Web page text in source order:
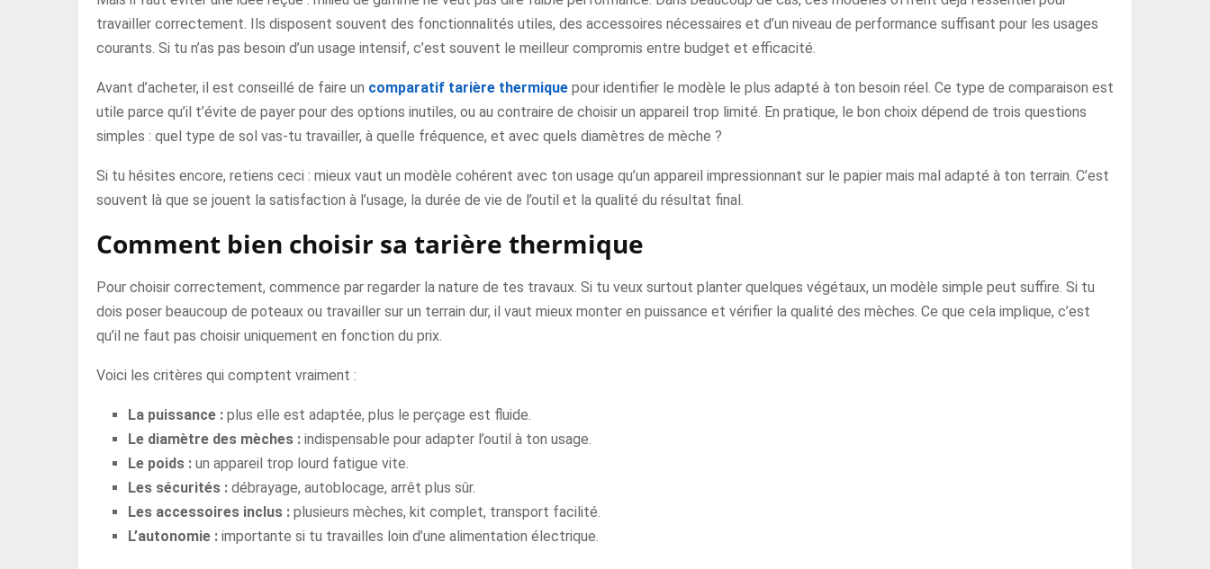
travailler correctement. Ils disposent souvent des fonctionnalités utiles, des accessoires nécessaires et d’un niveau de performance suffisant pour les usages
courants. Si tu n’as pas besoin d’un usage intensif, c’est souvent le meilleur compromis entre budget et efficacité.
Avant d’acheter, il est conseillé de faire un comparatif tarière thermique pour identifier le modèle le plus adapté à ton besoin réel. Ce type de comparaison est
utile parce qu’il t’évite de payer pour des options inutiles, ou au contraire de choisir un appareil trop limité. En pratique, le bon choix dépend de trois questions
simples : quel type de sol vas-tu travailler, à quelle fréquence, et avec quels diamètres de mèche ?
Si tu hésites encore, retiens ceci : mieux vaut un modèle cohérent avec ton usage qu’un appareil impressionnant sur le papier mais mal adapté à ton terrain. C’est
souvent là que se jouent la satisfaction à l’usage, la durée de vie de l’outil et la qualité du résultat final.
Comment bien choisir sa tarière thermique
Pour choisir correctement, commence par regarder la nature de tes travaux. Si tu veux surtout planter quelques végétaux, un modèle simple peut suffire. Si tu
dois poser beaucoup de poteaux ou travailler sur un terrain dur, il vaut mieux monter en puissance et vérifier la qualité des mèches. Ce que cela implique, c’est
qu’il ne faut pas choisir uniquement en fonction du prix.
Voici les critères qui comptent vraiment :
La puissance : plus elle est adaptée, plus le perçage est fluide.
Le diamètre des mèches : indispensable pour adapter l’outil à ton usage.
Le poids : un appareil trop lourd fatigue vite.
Les sécurités : débrayage, autoblocage, arrêt plus sûr.
Les accessoires inclus : plusieurs mèches, kit complet, transport facilité.
L’autonomie : importante si tu travailles loin d’une alimentation électrique.